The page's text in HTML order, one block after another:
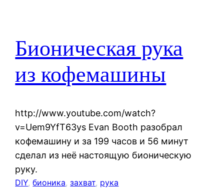
Бионическая рука
из кофемашины
http://www.youtube.com/watch?
v=Uem9YfT63ys Evan Booth разобрал
кофемашину и за 199 часов и 56 минут
сделал из неё настоящую бионическую
руку.
DIY, бионика, захват, рука